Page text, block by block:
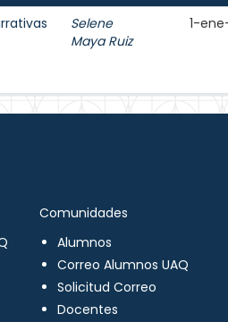
Selene
Maya Ruiz
1-
Comunidades
Alumnos
Correo Alumnos UAQ
Solicitud Correo
Docentes